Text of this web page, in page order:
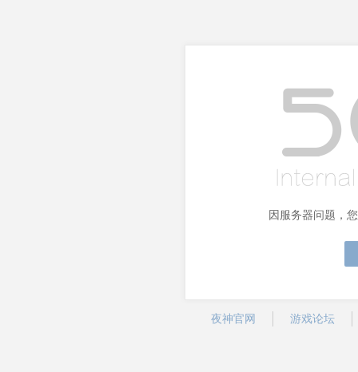
因服务器问题，
夜神官网 游戏论坛